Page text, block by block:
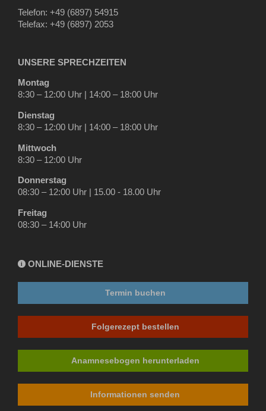
Telefon: +49 (6897) 54915
Telefax: +49 (6897) 2053
UNSERE SPRECHZEITEN
Montag
8:30 – 12:00 Uhr | 14:00 – 18:00 Uhr
Dienstag
8:30 – 12:00 Uhr | 14:00 – 18:00 Uhr
Mittwoch
8:30 – 12:00 Uhr
Donnerstag
08:30 – 12:00 Uhr | 15.00 - 18.00 Uhr
Freitag
08:30 – 14:00 Uhr
i ONLINE-DIENSTE
Termin buchen
Folgerezept bestellen
Anamnesebogen herunterladen
Informationen senden